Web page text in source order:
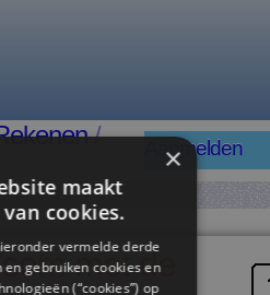
/
Aanmelden
met de
×
maakt
cookies.
vermelde derde
gebruiken cookies en
(“cookies”) op